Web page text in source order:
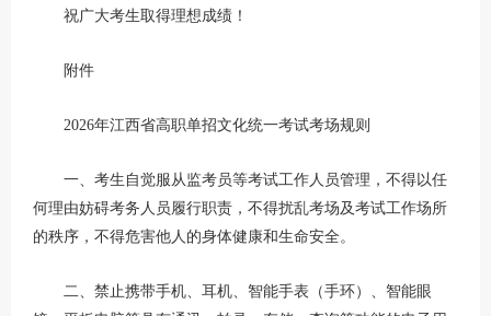
祝广大考生取得理想成绩！
附件
2026年江西省高职单招文化统一考试考场规则
一、考生自觉服从监考员等考试工作人员管理，不得以任
何理由妨碍考务人员履行职责，不得扰乱考场及考试工作场所
的秩序，不得危害他人的身体健康和生命安全。
二、禁止携带手机、耳机、智能手表（手环）、智能眼